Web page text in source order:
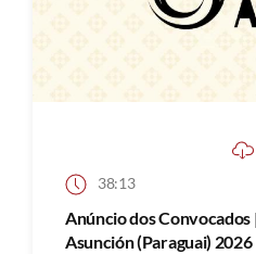
38:13
Anúncio dos
Asunción (Paraguai) 2026